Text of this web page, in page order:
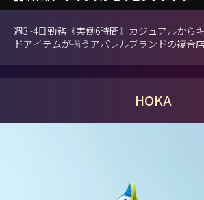
週3~4日勤務《実働6時間》カジュアルから
ドアイテムが揃うアパレルブランドの複合
HOKA